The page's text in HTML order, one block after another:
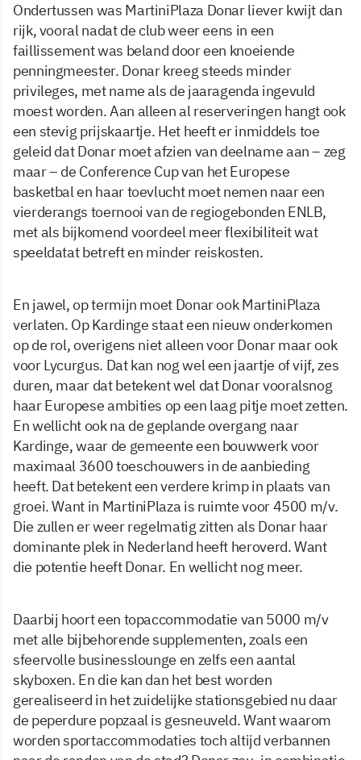
Ondertussen was MartiniPlaza Donar liever kwijt dan
rijk, vooral nadat de club weer eens in een
faillissement was beland door een knoeiende
penningmeester. Donar kreeg steeds minder
privileges, met name als de jaaragenda ingevuld
moest worden. Aan alleen al reserveringen hangt ook
een stevig prijskaartje. Het heeft er inmiddels toe
geleid dat Donar moet afzien van deelname aan – zeg
maar – de Conference Cup van het Europese
basketbal en haar toevlucht moet nemen naar een
vierderangs toernooi van de regiogebonden ENLB,
met als bijkomend voordeel meer flexibiliteit wat
speeldatat betreft en minder reiskosten.
En jawel, op termijn moet Donar ook MartiniPlaza
verlaten. Op Kardinge staat een nieuw onderkomen
op de rol, overigens niet alleen voor Donar maar ook
voor Lycurgus. Dat kan nog wel een jaartje of vijf, zes
duren, maar dat betekent wel dat Donar vooralsnog
haar Europese ambities op een laag pitje moet zetten.
En wellicht ook na de geplande overgang naar
Kardinge, waar de gemeente een bouwwerk voor
maximaal 3600 toeschouwers in de aanbieding
heeft. Dat betekent een verdere krimp in plaats van
groei. Want in MartiniPlaza is ruimte voor 4500 m/v.
Die zullen er weer regelmatig zitten als Donar haar
dominante plek in Nederland heeft heroverd. Want
die potentie heeft Donar. En wellicht nog meer.
Daarbij hoort een topaccommodatie van 5000 m/v
met alle bijbehorende supplementen, zoals een
sfeervolle businesslounge en zelfs een aantal
skyboxen. En die kan dan het best worden
gerealiseerd in het zuidelijke stationsgebied nu daar
de peperdure popzaal is gesneuveld. Want waarom
worden sportaccommodaties toch altijd verbannen